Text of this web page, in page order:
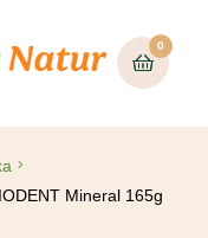
0
Mineral 165g